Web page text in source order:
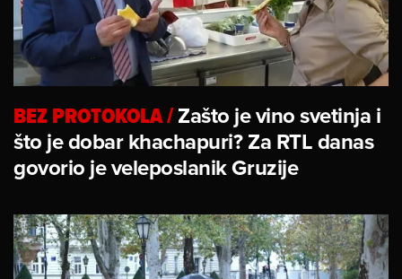
BEZ PROTOKOLA/Zašto je vino svetinja i
što je dobar khachapuri? Za RTL danas
govorio je veleposlanik Gruzije